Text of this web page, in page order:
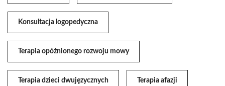
Konsultacja logopedyczna
Terapia opóźnionego rozwoju mowy
Terapia dzieci dwujęzycznych Terapia afazji